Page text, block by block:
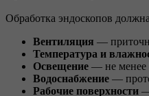
Обработка эндоскопов
Вентиляция —
Температура и
Освещение — не менее
Водоснабжение —
Рабочие поверхности —